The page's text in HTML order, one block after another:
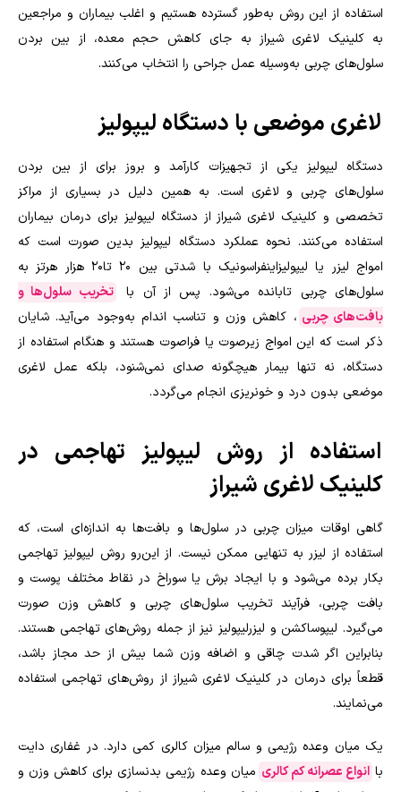
استفاده از این روش به‌طور گسترده هستیم و اغلب بیماران و مراجعین
به کلینیک لاغری شیراز به جای کاهش حجم معده، از بین بردن
سلول‌های چربی به‌وسیله عمل جراحی را انتخاب می‌کنند.
لاغری موضعی با دستگاه لیپولیز
دستگاه لیپولیز یکی از تجهیزات کارآمد و بروز برای از بین بردن
سلول‌های چربی و لاغری است. به همین دلیل در بسیاری از مراکز
تخصصی و کلینیک لاغری شیراز از دستگاه لیپولیز برای درمان بیماران
استفاده می‌کنند. نحوه عملکرد دستگاه لیپولیز بدین صورت است که
امواج لیزر یا لیپولیزاینفراسونیک با شدتی بین 20 تا20 هزار هرتز به
سلول‌های چربی تابانده می‌شود. پس از آن با
تخریب سلول‌ها و
بافت‌های چربی ، کاهش وزن و تناسب اندام به‌وجود می‌آید. شایان
ذکر است که این امواج زیرصوت یا فراصوت هستند و هنگام استفاده از
دستگاه، نه تنها بیمار هیچگونه صدای نمی‌شنود، بلکه عمل لاغری
موضعی بدون درد و خونریزی انجام می‌گردد.
استفاده از روش لیپولیز تهاجمی در
کلینیک لاغری شیراز
گاهی اوقات میزان چربی در سلول‌ها و بافت‌ها به اندازه‌ای است، که
استفاده از لیزر به تنهایی ممکن نیست. از این‌رو روش لیپولیز تهاجمی
بکار برده می‌شود و با ایجاد برش یا سوراخ در نقاط مختلف پوست و
بافت چربی، فرآیند تخریب سلول‌های چربی و کاهش وزن صورت
می‌گیرد. لیپوساکشن و لیزرلیپولیز نیز از جمله روش‌های تهاجمی هستند.
بنابراین اگر شدت چاقی و اضافه وزن شما بیش از حد مجاز باشد،
قطعاً برای درمان در کلینیک لاغری شیراز از روش‌های تهاجمی استفاده
می‌نمایند.
یک میان وعده رژیمی و سالم میزان کالری کمی دارد. در غفاری دایت
با انواع عصرانه کم کالری میان وعده رژیمی بدنسازی برای کاهش وزن و